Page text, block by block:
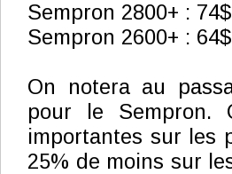
Sempron 2800+ :
Sempron 2600+ :
On notera au
pour le Sempron.
importantes sur les
25% de moins sur